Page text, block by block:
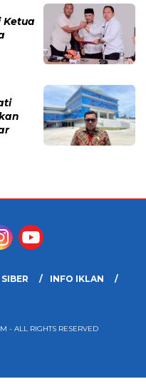
Ketua
INFO IKLAN
- ALL RIGHTS RESERVED